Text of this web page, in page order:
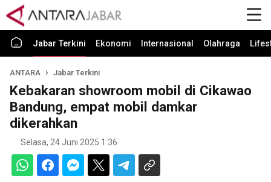
Jabar Terkini Ekonomi Internasional Olahraga
ANTARA Jabar Terkini
Kebakaran showroom mobil di Cikawao
Bandung, empat mobil damkar
dikerahkan
Selasa, 24 Juni 2025 1:36